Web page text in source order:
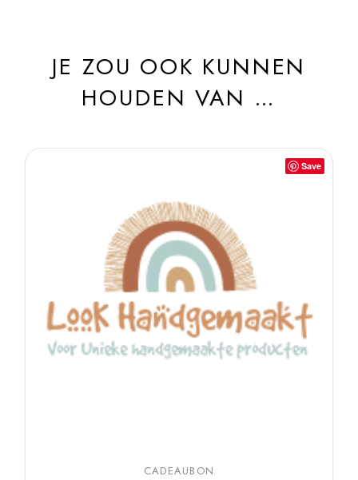
JE ZOU OOK KUNNEN
HOUDEN VAN …
Save
CADEAUBON